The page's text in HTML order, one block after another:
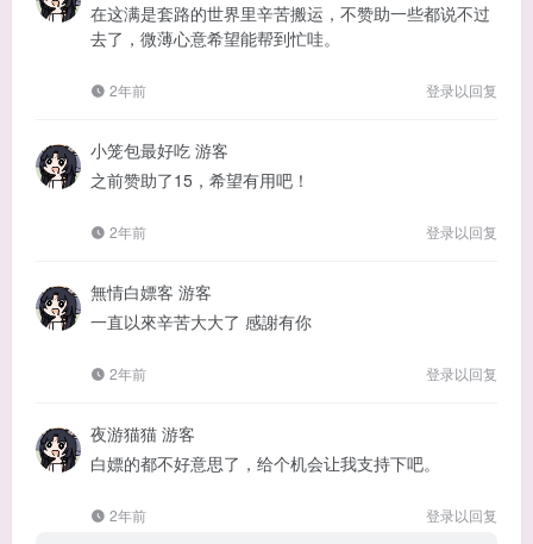
在这满是套路的世界里辛苦搬运，不赞助一些都说不过
去了，微薄心意希望能帮到忙哇。
2年前 登录以回复
小笼包最好吃 游客
之前赞助了15，希望有用吧！
2年前 登录以回复
無情白嫖客 游客
一直以來辛苦大大了 感謝有你
2年前 登录以回复
夜游猫猫 游客
白嫖的都不好意思了，给个机会让我支持下吧。
2年前 登录以回复